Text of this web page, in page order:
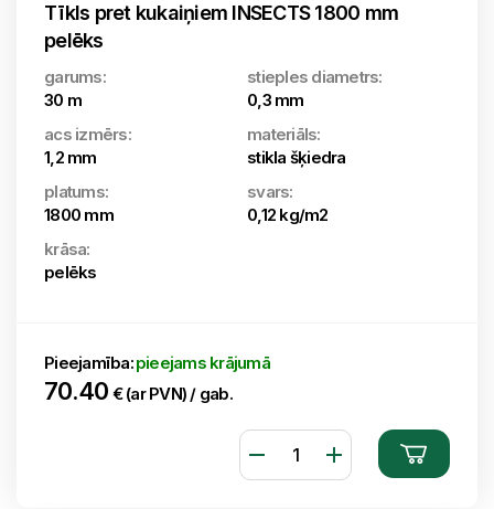
Tīkls pret kukaiņiem INSECTS 1800 mm
pelēks
garums:
30 m
stieples diametrs:
0,3 mm
acs izmērs:
1,2 mm
materiāls:
stikla šķiedra
platums:
1800 mm
svars:
0,12 kg/m2
krāsa:
pelēks
Pieejamība:pieejams krājumā
70.40 € (ar PVN) / gab.